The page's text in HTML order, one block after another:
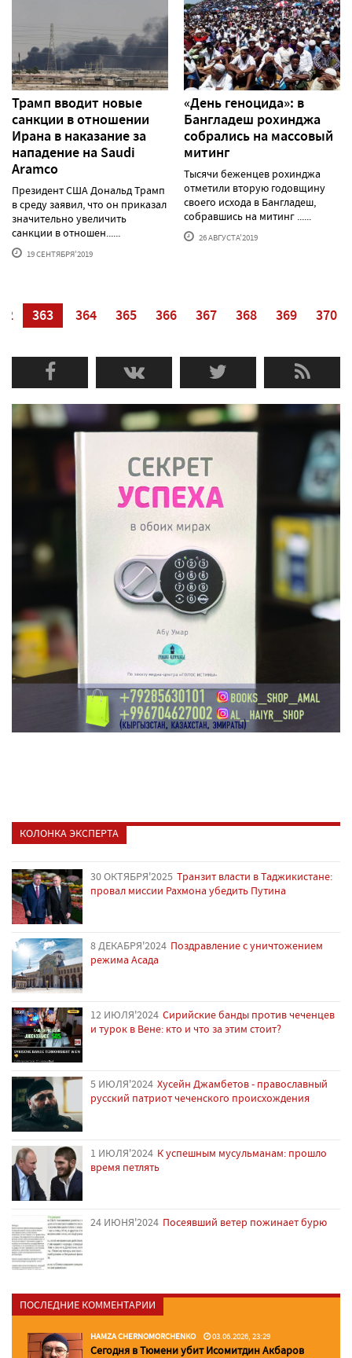
Трамп вводит новые
санкции в отношении
Ирана в наказание за
нападение на Saudi
Aramco
Президент США Дональд Трамп
в среду заявил, что он приказал
значительно увеличить
санкции в отношен......
19 СЕНТЯБРЯ'2019
«День геноцида»: в
Бангладеш рохинджа
собрались на массовый
митинг
Тысячи беженцев рохинджа
отметили вторую годовщину
своего исхода в Бангладеш,
собравшись на митинг ......
26 АВГУСТА'2019
363 364 365 366 367 368 369 370
КОЛОНКА ЭКСПЕРТА
30 ОКТЯБРЯ'2025 Транзит власти в Таджикистане:
провал миссии Рахмона убедить Путина
8 ДЕКАБРЯ'2024 Поздравление с уничтожением
режима Асада
12 ИЮЛЯ'2024 Сирийские банды против чеченцев
и турок в Вене: кто и что за этим стоит?
5 ИЮЛЯ'2024 Хусейн Джамбетов - православный
русский патриот чеченского происхождения
1 ИЮЛЯ'2024 К успешным мусульманам: прошло
время петлять
24 ИЮНЯ'2024 Посеявший ветер пожинает бурю
ПОСЛЕДНИЕ КОММЕНТАРИИ
HAMZA CHERNOMORCHENKO 03.06.2026, 23:29
Сегодня в Тюмени убит Исомитдин Акбаров